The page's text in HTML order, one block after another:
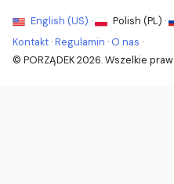
English (US) · Polish (PL) ·
Kontakt ·Regulamin · O nas ·
© PORZĄDEK 2026. Wszelkie